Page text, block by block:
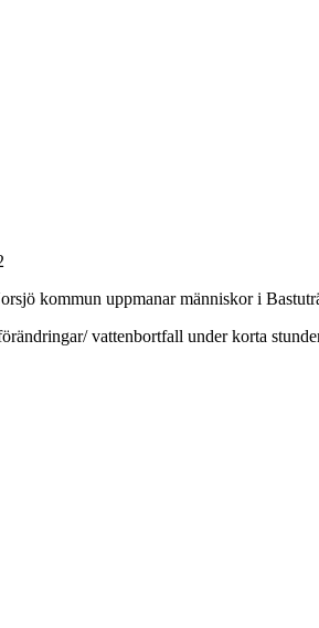
kommun uppmanar människor i
vattenbortfall under korta